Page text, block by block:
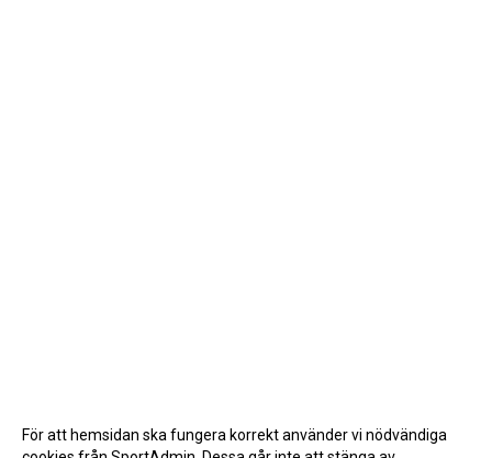
För att hemsidan ska fungera korrekt använder vi nödvändiga